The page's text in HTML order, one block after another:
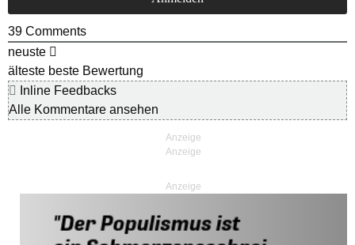
39 Comments
neuste
älteste beste Bewertung
Inline Feedbacks
Alle Kommentare ansehen
Anzeige